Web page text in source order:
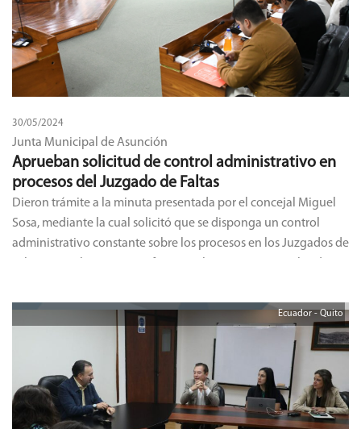
30/05/2024
Junta Municipal de Asunción
Aprueban solicitud de control administrativo en
procesos del Juzgado de Faltas
Dieron trámite a la minuta presentada por el concejal Miguel
Sosa, mediante la cual solicitó que se disponga un control
administrativo constante sobre los procesos en los Juzgados de
Ecuador - Quito